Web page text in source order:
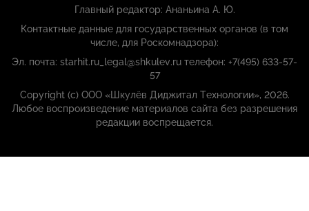
Главный редактор: Ананьина А. Ю.
Контактные данные для государственных органов (в том
числе, для Роскомнадзора):
Эл. почта: starhit.ru_legal@shkulev.ru телефон: +7(495) 633-57-
57
Copyright (с) ООО «Шкулёв Диджитал Технологии», 2026.
Любое воспроизведение материалов сайта без разрешения
редакции воспрещается.